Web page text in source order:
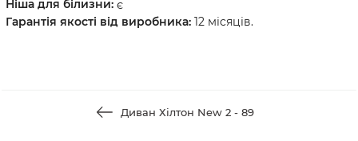
Ніша для білизни: є
Гарантія якості від виробника: 12 місяців.
Диван Хілтон New 2 - 89